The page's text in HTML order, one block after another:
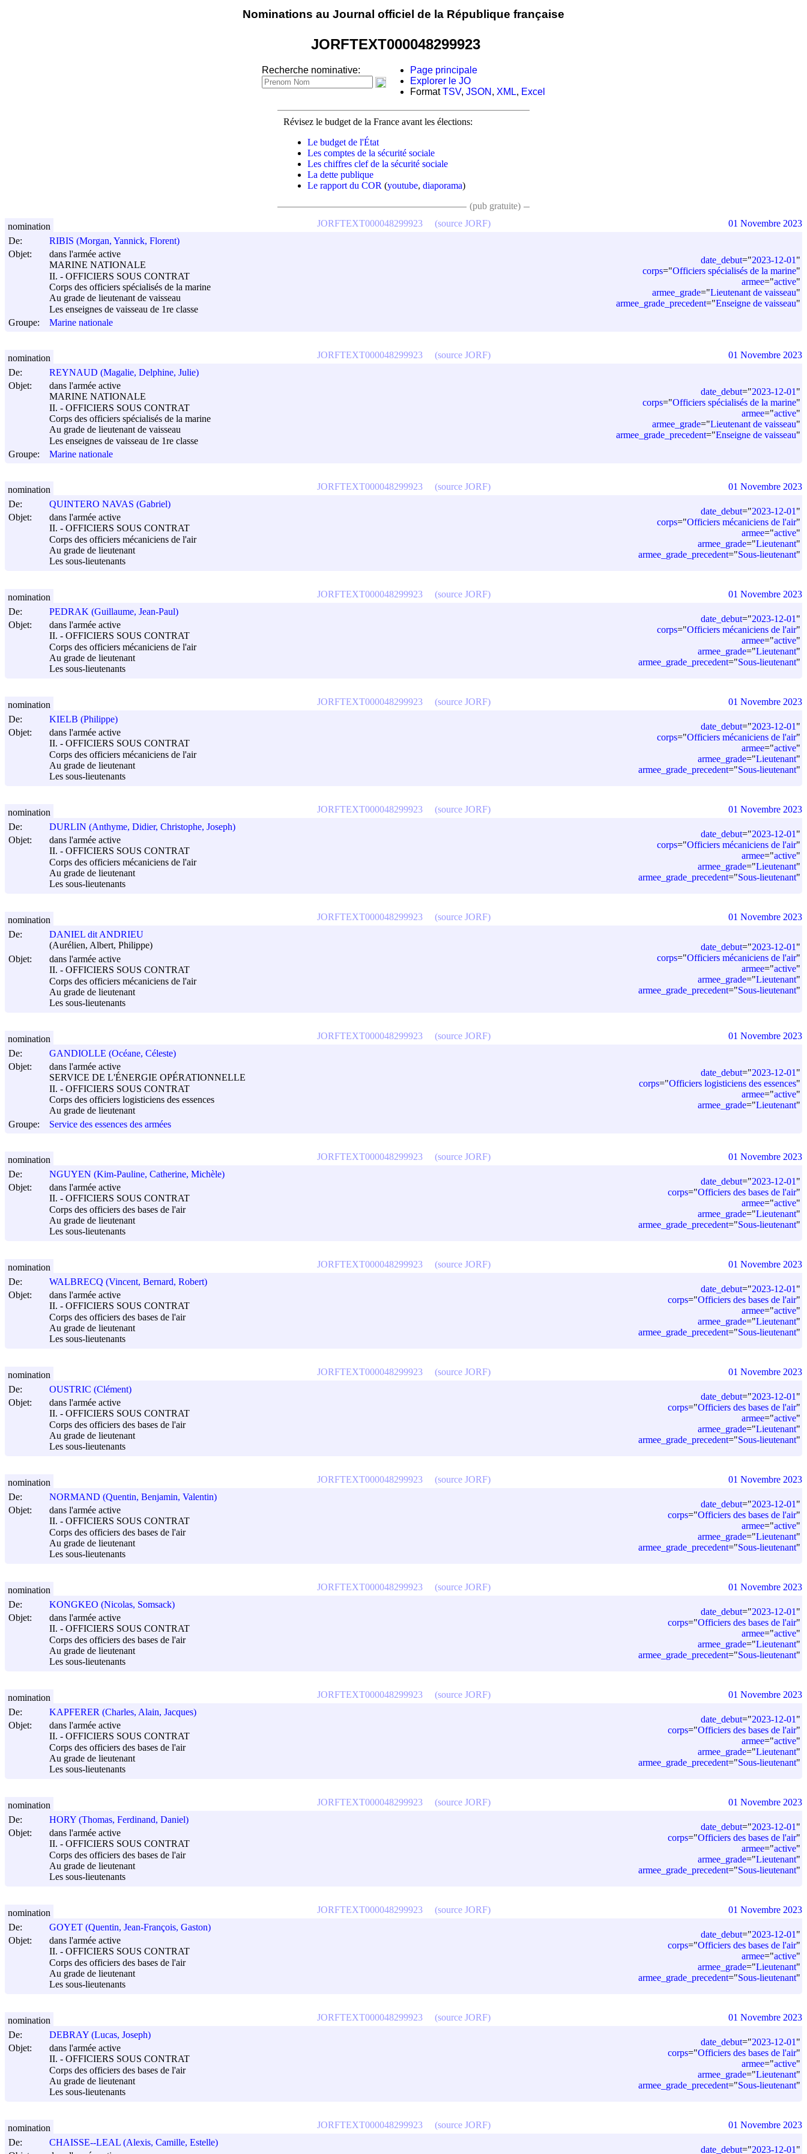
Nominations au Journal officiel de la République française
JORFTEXT000048299923
Recherche nominative:
Page principale
Explorer le JO
FormatTSV, JSON , XML, Excel
Révisez le budget de la France avant les élections:
Le budget de l'État
Les comptes de la sécurité sociale
Les chiffres clef de la sécurité sociale
La dette publique
Le rapport du COR (youtube, diaporama)
(pub gratuite)
De:
RIBIS (Morgan, Yannick, Florent)
Objet:
dans l'armée active
MARINE NATIONALE
II. - OFFICIERS SOUS CONTRAT
Corps des officiers spécialisés de la marine
Au grade de lieutenant de vaisseau
Les enseignes de vaisseau de 1re classe
Groupe:
Marine nationale
date_debut="2023-12-01 "
corps="Officiers spécialisés de la marine"
armee="active"
armee_grade="Lieutenant de vaisseau"
armee_grade_precedent="Enseigne de vaisseau"
JORFTEXT000048299923 (source JORF)
nomination 01 Novembre 2023
De:
REYNAUD (Magalie, Delphine, Julie)
Objet:
dans l'armée active
MARINE NATIONALE
II. - OFFICIERS SOUS CONTRAT
Corps des officiers spécialisés de la marine
Au grade de lieutenant de vaisseau
Les enseignes de vaisseau de 1re classe
Groupe:
Marine nationale
date_debut="2023-12-01 "
corps="Officiers spécialisés de la marine"
armee="active"
armee_grade="Lieutenant de vaisseau"
armee_grade_precedent="Enseigne de vaisseau"
JORFTEXT000048299923 (source JORF)
nomination 01 Novembre 2023
De:
QUINTERO NAVAS (Gabriel)
Objet:
dans l'armée active
II. - OFFICIERS SOUS CONTRAT
Corps des officiers mécaniciens de l'air
Au grade de lieutenant
Les sous-lieutenants
date_debut="2023-12-01 "
corps="Officiers mécaniciens de l'air"
armee="active"
armee_grade="Lieutenant"
armee_grade_precedent="Sous-lieutenant"
JORFTEXT000048299923 (source JORF)
nomination 01 Novembre 2023
De:
PEDRAK (Guillaume, Jean-Paul)
Objet:
dans l'armée active
II. - OFFICIERS SOUS CONTRAT
Corps des officiers mécaniciens de l'air
Au grade de lieutenant
Les sous-lieutenants
date_debut="2023-12-01 "
corps="Officiers mécaniciens de l'air"
armee="active"
armee_grade="Lieutenant"
armee_grade_precedent="Sous-lieutenant"
JORFTEXT000048299923 (source JORF)
nomination 01 Novembre 2023
De:
KIELB (Philippe)
Objet:
dans l'armée active
II. - OFFICIERS SOUS CONTRAT
Corps des officiers mécaniciens de l'air
Au grade de lieutenant
Les sous-lieutenants
date_debut="2023-12-01 "
corps="Officiers mécaniciens de l'air"
armee="active"
armee_grade="Lieutenant"
armee_grade_precedent="Sous-lieutenant"
JORFTEXT000048299923 (source JORF)
nomination 01 Novembre 2023
De:
DURLIN (Anthyme, Didier, Christophe, Joseph)
Objet:
dans l'armée active
II. - OFFICIERS SOUS CONTRAT
Corps des officiers mécaniciens de l'air
Au grade de lieutenant
Les sous-lieutenants
date_debut="2023-12-01 "
corps="Officiers mécaniciens de l'air"
armee="active"
armee_grade="Lieutenant"
armee_grade_precedent="Sous-lieutenant"
JORFTEXT000048299923 (source JORF)
nomination 01 Novembre 2023
De:
DANIEL dit ANDRIEU
(Aurélien, Albert, Philippe)
Objet:
dans l'armée active
II. - OFFICIERS SOUS CONTRAT
Corps des officiers mécaniciens de l'air
Au grade de lieutenant
Les sous-lieutenants
date_debut="2023-12-01 "
corps="Officiers mécaniciens de l'air"
armee="active"
armee_grade="Lieutenant"
armee_grade_precedent="Sous-lieutenant"
JORFTEXT000048299923 (source JORF)
nomination 01 Novembre 2023
De:
GANDIOLLE (Océane, Céleste)
Objet:
dans l'armée active
SERVICE DE L'ÉNERGIE OPÉRATIONNELLE
II. - OFFICIERS SOUS CONTRAT
Corps des officiers logisticiens des essences
Au grade de lieutenant
Groupe:
Service des essences des armées
date_debut="2023-12-01 "
corps="Officiers logisticiens des essences"
armee="active"
armee_grade="Lieutenant"
JORFTEXT000048299923 (source JORF)
nomination 01 Novembre 2023
De:
NGUYEN (Kim-Pauline, Catherine, Michèle)
Objet:
dans l'armée active
II. - OFFICIERS SOUS CONTRAT
Corps des officiers des bases de l'air
Au grade de lieutenant
Les sous-lieutenants
date_debut="2023-12-01 "
corps="Officiers des bases de l'air"
armee="active"
armee_grade="Lieutenant"
armee_grade_precedent="Sous-lieutenant"
JORFTEXT000048299923 (source JORF)
nomination 01 Novembre 2023
De:
WALBRECQ (Vincent, Bernard, Robert)
Objet:
dans l'armée active
II. - OFFICIERS SOUS CONTRAT
Corps des officiers des bases de l'air
Au grade de lieutenant
Les sous-lieutenants
date_debut="2023-12-01 "
corps="Officiers des bases de l'air"
armee="active"
armee_grade="Lieutenant"
armee_grade_precedent="Sous-lieutenant"
JORFTEXT000048299923 (source JORF)
nomination 01 Novembre 2023
De:
OUSTRIC (Clément)
Objet:
dans l'armée active
II. - OFFICIERS SOUS CONTRAT
Corps des officiers des bases de l'air
Au grade de lieutenant
Les sous-lieutenants
date_debut="2023-12-01 "
corps="Officiers des bases de l'air"
armee="active"
armee_grade="Lieutenant"
armee_grade_precedent="Sous-lieutenant"
JORFTEXT000048299923 (source JORF)
nomination 01 Novembre 2023
De:
NORMAND (Quentin, Benjamin, Valentin)
Objet:
dans l'armée active
II. - OFFICIERS SOUS CONTRAT
Corps des officiers des bases de l'air
Au grade de lieutenant
Les sous-lieutenants
date_debut="2023-12-01 "
corps="Officiers des bases de l'air"
armee="active"
armee_grade="Lieutenant"
armee_grade_precedent="Sous-lieutenant"
JORFTEXT000048299923 (source JORF)
nomination 01 Novembre 2023
De:
KONGKEO (Nicolas, Somsack)
Objet:
dans l'armée active
II. - OFFICIERS SOUS CONTRAT
Corps des officiers des bases de l'air
Au grade de lieutenant
Les sous-lieutenants
date_debut="2023-12-01 "
corps="Officiers des bases de l'air"
armee="active"
armee_grade="Lieutenant"
armee_grade_precedent="Sous-lieutenant"
JORFTEXT000048299923 (source JORF)
nomination 01 Novembre 2023
De:
KAPFERER (Charles, Alain, Jacques)
Objet:
dans l'armée active
II. - OFFICIERS SOUS CONTRAT
Corps des officiers des bases de l'air
Au grade de lieutenant
Les sous-lieutenants
date_debut="2023-12-01 "
corps="Officiers des bases de l'air"
armee="active"
armee_grade="Lieutenant"
armee_grade_precedent="Sous-lieutenant"
JORFTEXT000048299923 (source JORF)
nomination 01 Novembre 2023
De:
HORY (Thomas, Ferdinand, Daniel)
Objet:
dans l'armée active
II. - OFFICIERS SOUS CONTRAT
Corps des officiers des bases de l'air
Au grade de lieutenant
Les sous-lieutenants
date_debut="2023-12-01 "
corps="Officiers des bases de l'air"
armee="active"
armee_grade="Lieutenant"
armee_grade_precedent="Sous-lieutenant"
JORFTEXT000048299923 (source JORF)
nomination 01 Novembre 2023
De:
GOYET (Quentin, Jean-François, Gaston)
Objet:
dans l'armée active
II. - OFFICIERS SOUS CONTRAT
Corps des officiers des bases de l'air
Au grade de lieutenant
Les sous-lieutenants
date_debut="2023-12-01 "
corps="Officiers des bases de l'air"
armee="active"
armee_grade="Lieutenant"
armee_grade_precedent="Sous-lieutenant"
JORFTEXT000048299923 (source JORF)
nomination 01 Novembre 2023
De:
DEBRAY (Lucas, Joseph)
Objet:
dans l'armée active
II. - OFFICIERS SOUS CONTRAT
Corps des officiers des bases de l'air
Au grade de lieutenant
Les sous-lieutenants
date_debut="2023-12-01 "
corps="Officiers des bases de l'air"
armee="active"
armee_grade="Lieutenant"
armee_grade_precedent="Sous-lieutenant"
JORFTEXT000048299923 (source JORF)
nomination 01 Novembre 2023
De:
CHAISSE--LEAL (Alexis, Camille, Estelle)
date_debut="2023-12-01 "
JORFTEXT000048299923 (source JORF)
nomination 01 Novembre 2023